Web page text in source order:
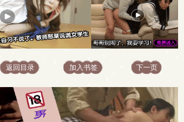
返回目录 加入书签 下一页